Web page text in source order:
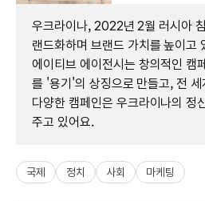
우크라이나, 2022년 2월 러시아
랜드화하며 브랜드 가치를 높이고
에이티브 에이전시는 창의적인 캠
를 '용기'의 상징으로 만들고, 전
다양한 캠페인은 우크라이나의 정
주고 있어요.
국제 정치 사회 마케팅